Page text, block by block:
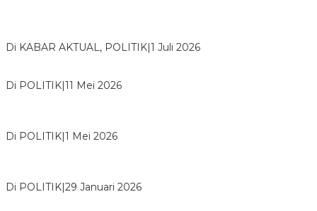
Di KABAR AKTUAL, POLITIK|1 Juli 2026
Di POLITIK|11 Mei 2026
Di POLITIK|1 Mei 2026
Di POLITIK|29 Januari 2026